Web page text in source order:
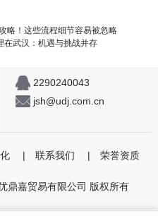
略！这些流程细节容易被忽略
在武汉：机遇与挑战并存
2290240043
jsh@udj.com.cn
| 联系我们 | 荣誉资质
鼎嘉贸易有限公司 版权所有